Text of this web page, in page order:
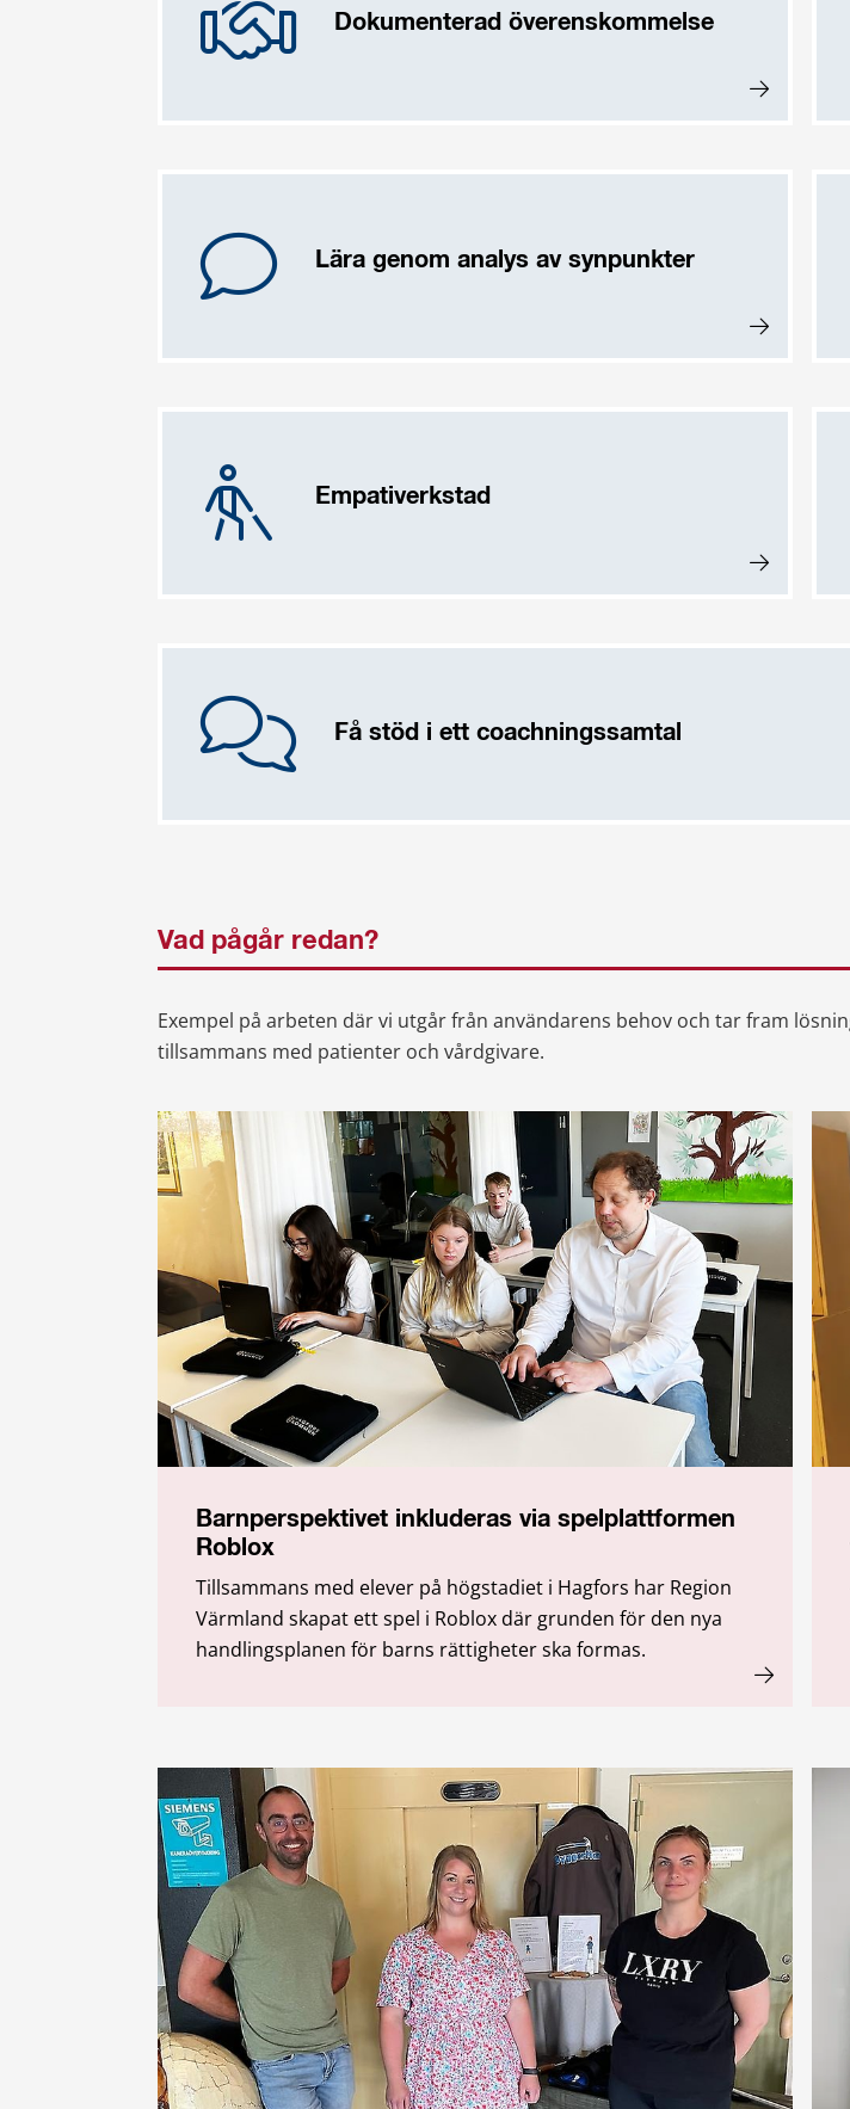
Dokumenterad överenskommelse
Lära genom analys av synpunkter
Empativerkstad
Få stöd i ett coachningssamtal
Vad pågår redan?
Exempel på arbeten där vi utgår från användarens behov och tar fram
tillsammans med patienter och vårdgivare.
Barnperspektivet inkluderas via spelplattformen
Roblox
Tillsammans med elever på högstadiet i Hagfors har Region
Värmland skapat ett spel i Roblox där grunden för den nya
handlingsplanen för barns rättigheter ska formas.